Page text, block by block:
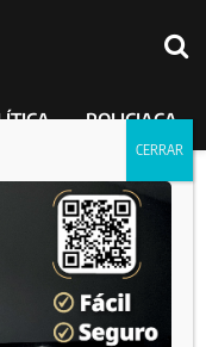
POLICIACA
al
de